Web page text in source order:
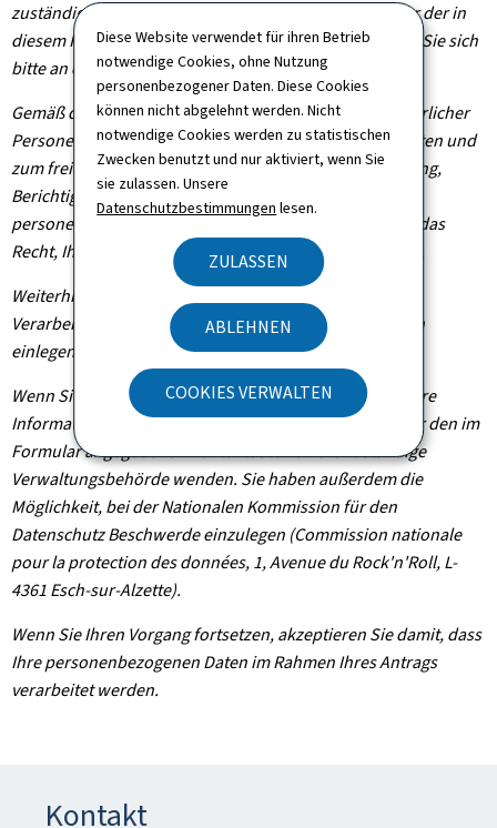
Diese Website verwendet für ihren Betrieb
notwendige Cookies, ohne Nutzung
personenbezogener Daten. Diese Cookies
können nicht abgelehnt werden. Nicht
notwendige Cookies werden zu statistischen
Zwecken benutzt und nur aktiviert, wenn Sie
sie zulassen. Unsere
Datenschutzbestimmungen lesen.
ZULASSEN
ABLEHNEN
COOKIES VERWALTEN
zuständigen Verwaltungsbehörden. Um die Empfänger der in
diesem Formular erfassten Daten zu erfahren, wenden Sie sich
bitte an die für Ihren Antrag zuständige Behörde.
Gemäß der Verordnung (EU) 2016/679 zum Schutz natürlicher
Personen bei der Verarbeitung personenbezogener Daten und
zum freien Datenverkehr haben Sie das Recht auf Zugang,
Berichtigung und gegebenenfalls Löschung Ihrer
personenbezogenen Informationen. Sie haben zudem das
Recht, Ihre erteilte Einwilligung jederzeit zu widerrufen.
Weiterhin können Sie, außer in Fällen, in denen die
Verarbeitung Ihrer Daten verpflichtend ist, Widerspruch
einlegen, wenn dieser rechtmäßig begründet ist.
Wenn Sie diese Rechte ausüben und/oder Einsicht in Ihre
Informationen nehmen möchten, können Sie sich unter den im
Formular angegebenen Kontaktdaten an die zuständige
Verwaltungsbehörde wenden. Sie haben außerdem die
Möglichkeit, bei der Nationalen Kommission für den
Datenschutz Beschwerde einzulegen (Commission nationale
pour la protection des données, 1, Avenue du Rock'n'Roll, L-
4361 Esch-sur-Alzette).
Wenn Sie Ihren Vorgang fortsetzen, akzeptieren Sie damit, dass
Ihre personenbezogenen Daten im Rahmen Ihres Antrags
verarbeitet werden.
Kontakt